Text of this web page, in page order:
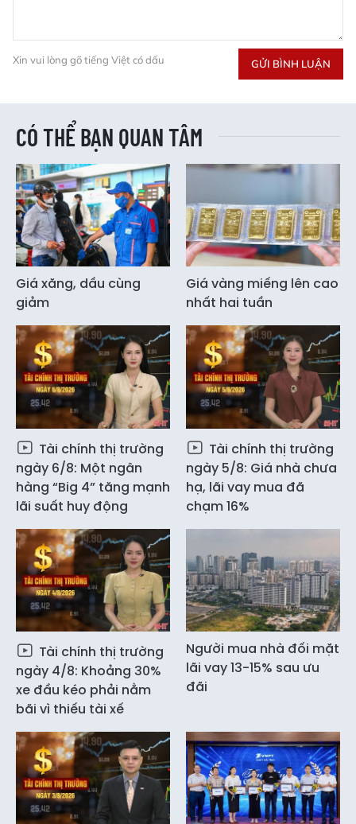
Xin vui lòng gõ tiếng Việt có dấu GỬI BÌNH LUẬN
CÓ THỂ BẠN QUAN TÂM
Giá xăng, dầu cùng
giảm
Giá vàng miếng lên cao
nhất hai tuần
Tài chính thị trường
ngày 6/8: Một ngân
hàng “Big 4” tăng mạnh
lãi suất huy động
Tài chính thị trường
ngày 5/8: Giá nhà chưa
hạ, lãi vay mua đã
chạm 16%
Tài chính thị trường
ngày 4/8: Khoảng 30%
xe đầu kéo phải nằm
bãi vì thiếu tài xế
Người mua nhà đối mặt
lãi vay 13-15% sau ưu
đãi